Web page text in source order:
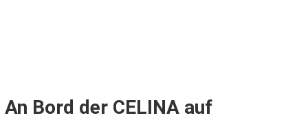
An Bord der CELINA auf